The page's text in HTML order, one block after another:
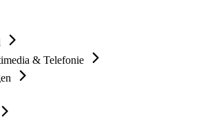
& Telefonie